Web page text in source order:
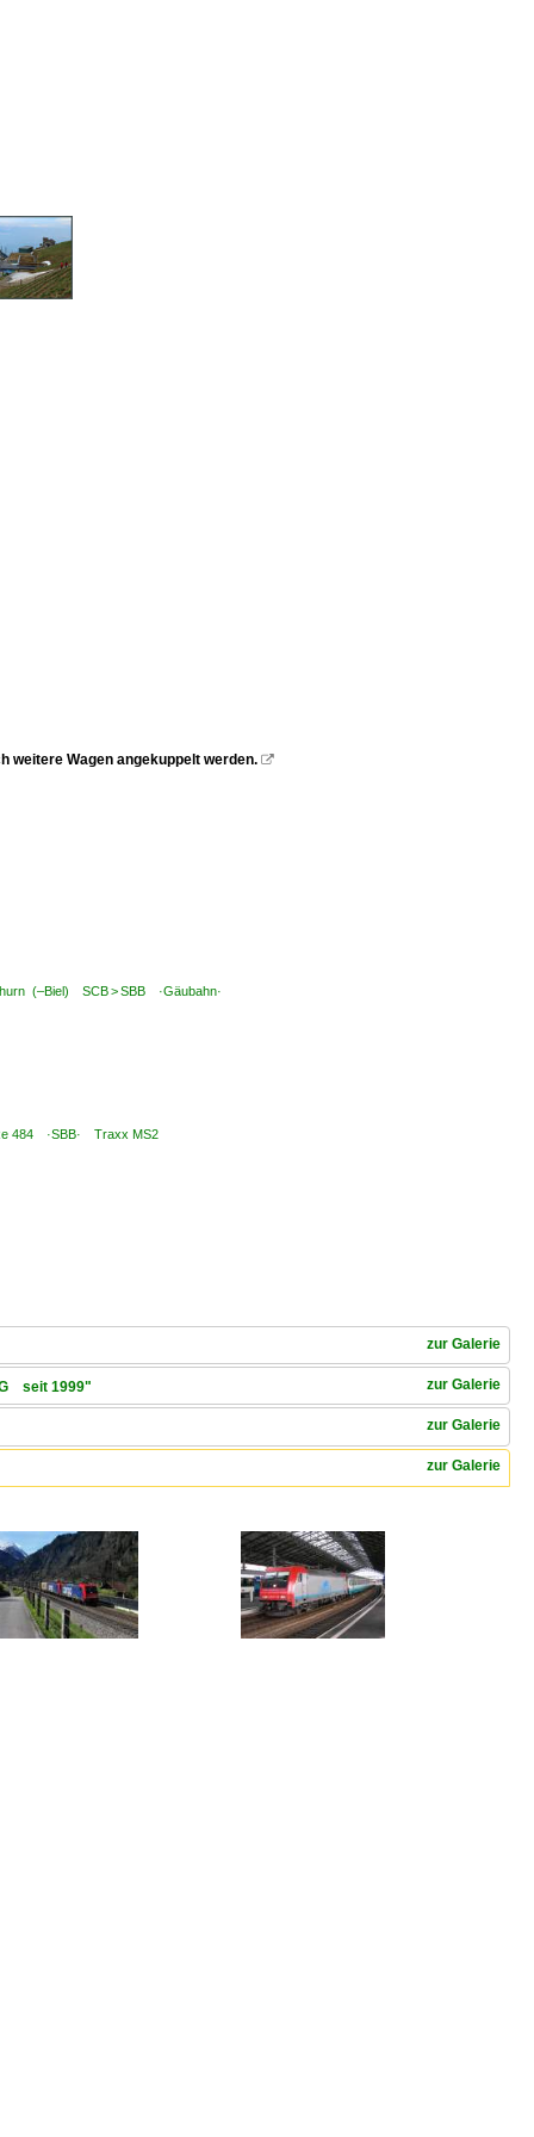
weitere Wagen angekuppelt werden. 
(–Biel) SCB > SBB ·Gäubahn·
484 ·SBB· Traxx MS2
zur Galerie
zur Galerie
seit 1999"
zur Galerie
zur Galerie